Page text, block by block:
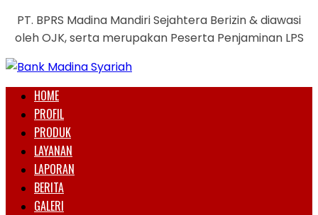
PT. BPRS Madina Mandiri Sejahtera Berizin & diawasi
oleh OJK, serta merupakan Peserta Penjaminan LPS
HOME
PROFIL
PRODUK
LAYANAN
LAPORAN
BERITA
GALERI